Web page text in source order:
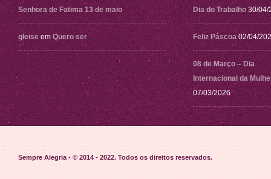
Senhora de Fatima 13 de maio
gleise em Quero ser
Dia do Trabalho 30/04/
Feliz Páscoa 02/04/
08 de Março – Dia
Internacional da
07/03/2026
Sempre Alegria - © 2014 - 2022. Todos os direitos reservados.